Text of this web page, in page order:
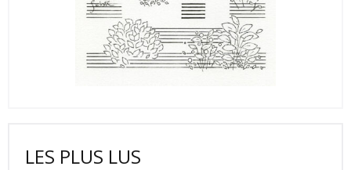
LES PLUS LUS